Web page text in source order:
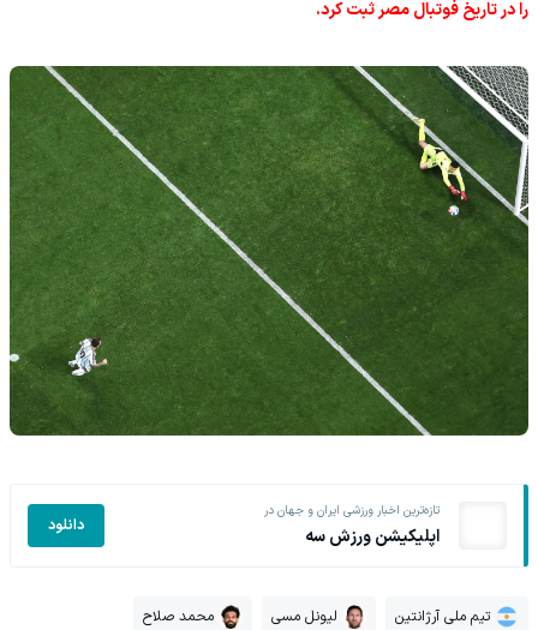
را در تاریخ فوتبال مصر ثبت کرد.
تازه‌ترین اخبار ورزشی ایران و جهان در
اپلیکیشن ورزش سه دانلود
تیم ملی آرژانتین لیونل مسی محمد صلاح